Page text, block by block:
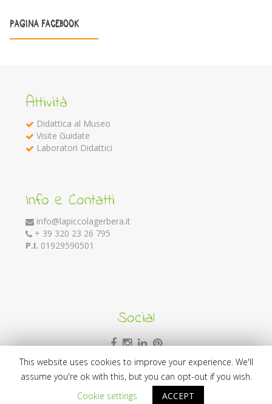
PAGINA FACEBOOK
Attività
Didattica al Museo
Visite Guidate
Laboratori Didattici
Info e Contatti
info@lapiccolagerbera.it
+ 39 320 23 26 795
P.I. 01929590501
Social
Web development:mariotesta.net
This website uses cookies to improve your experience. We'll
assume you're ok with this, but you can opt-out if you wish.
Cookie settings
ACCEPT